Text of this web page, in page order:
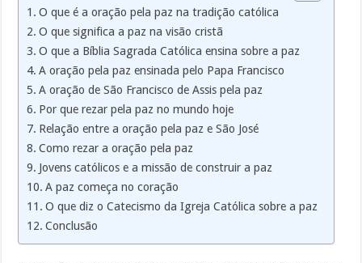
O que é a oração pela paz na tradição católica
O que significa a paz na visão cristã
O que a Bíblia Sagrada Católica ensina sobre a paz
A oração pela paz ensinada pelo Papa Francisco
A oração de São Francisco de Assis pela paz
Por que rezar pela paz no mundo hoje
Relação entre a oração pela paz e São José
Como rezar a oração pela paz
Jovens católicos e a missão de construir a paz
A paz começa no coração
O que diz o Catecismo da Igreja Católica sobre a paz
Conclusão